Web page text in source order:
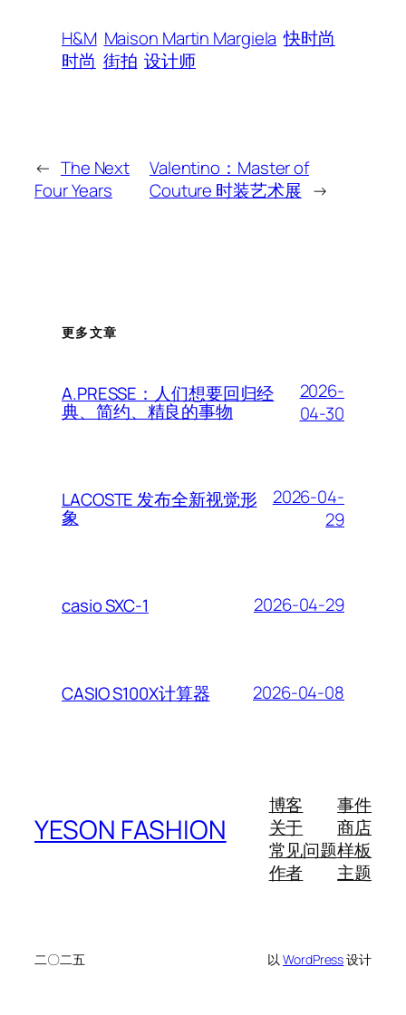
H&M Maison Martin Margiela 快时尚
时尚 街拍 设计师
← The Next
Four Years
Valentino：Master of
Couture 时装艺术展 →
更多文章
A.PRESSE：人们想要回归经
典、简约、精良的事物
2026-
04-30
LACOSTE 发布全新视觉形
象
2026-04-
29
casio SXC-1 2026-04-29
CASIO S100X计算器 2026-04-08
YESON FASHION
博客
关于
常见问题
作者
事件
商店
样板
主题
二〇二五 以WordPress设计